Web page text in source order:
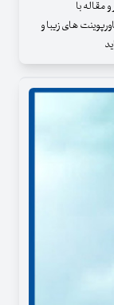
مقاله با
های زیبا و